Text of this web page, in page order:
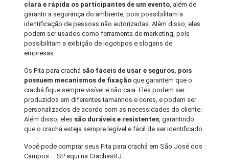
clara e rápida os participantes de um evento, além de
garantir a segurança do ambiente, pois possibilitam a
identificação de pessoas não autorizadas. Além disso, eles
podem ser usados como ferramenta de marketing, pois
possibilitam a exibição de logotipos e slogans de
empresas.
Os Fita para crachá são fáceis de usar e seguros, pois
possuem mecanismos de fixação que garantem que o
crachá fique sempre visível e não caia. Eles podem ser
produzidos em diferentes tamanhos e cores, e podem ser
personalizados de acordo com as necessidades do cliente.
Além disso, eles são duráveis e resistentes, garantindo
que o crachá esteja sempre legível e fácil de ser identificado.
Você pode comprar seus Fita para crachá em São José dos
Campos – SP aqui na CrachasRJ